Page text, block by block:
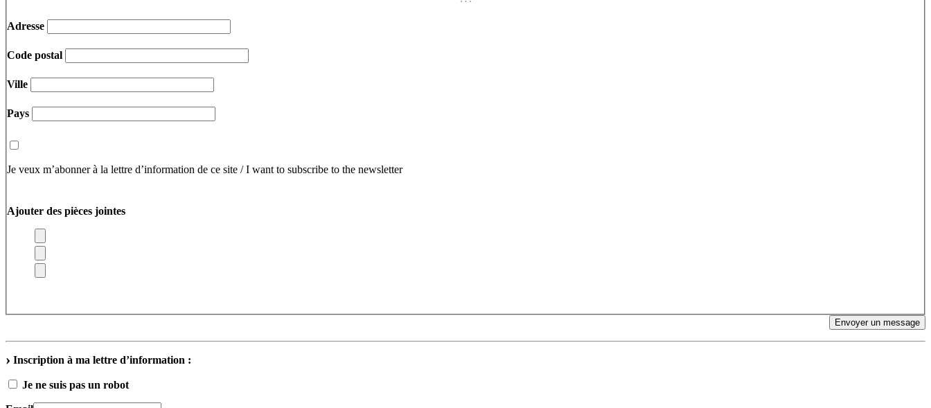
Adresse
Code postal
Ville
Pays
Je veux m’abonner à la lettre d’information de ce site / I want to subscribe to the newsletter
Ajouter des pièces jointes
Inscription à ma lettre d’information :
Je ne suis pas un robot